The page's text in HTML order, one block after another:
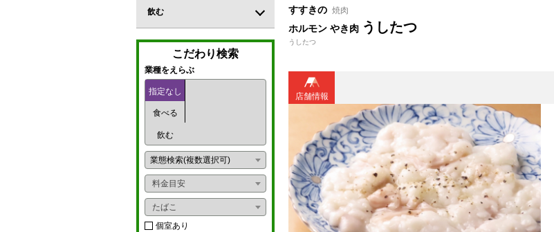
すすきの 焼肉
ホルモン やき肉 うしたつ
うしたつ
店舗情報
居酒屋
郷土料理
鍋料理
創作料理
海鮮料理
炉端
おばんざい
ダイニングバー
飲む
バー
カジュアルバー
コンカフェ
ガールズバー
パブ
パブスナック
ライブ
ショー
こだわり検索
業種をえらぶ
指定なし
食べる
飲む
業態検索(複数選択可)
料金目安
たばこ
個室あり